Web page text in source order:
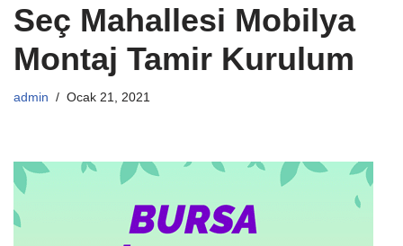
Seç Mahallesi Mobilya
Montaj Tamir Kurulum
admin Ocak 21, 2021